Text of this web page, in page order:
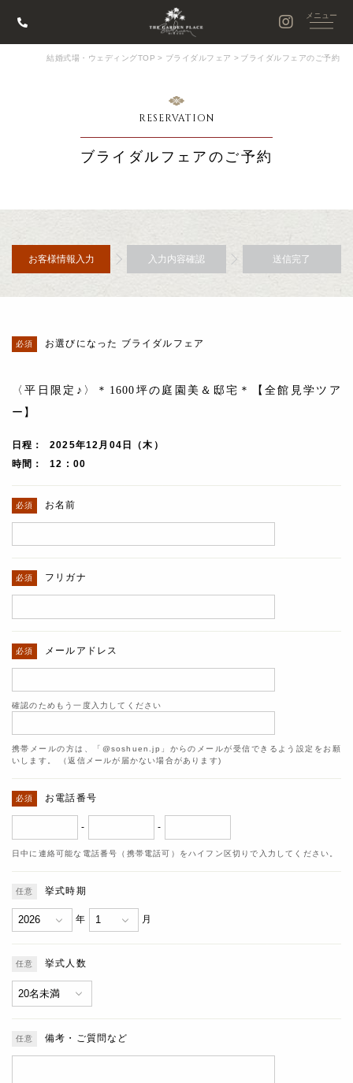
結婚式場・ウェディングTOP > ブライダルフェア > ブライダルフェアのご予約
RESERVATION
ブライダルフェアのご予約
お客様情報入力 入力内容確認 送信完了
お選びになった ブライダルフェア
〈平日限定♪〉＊1600坪の庭園美＆邸宅＊【全館見学ツア
ー】
日程
2025年12月04日（木）
時間
12 : 00
お名前
フリガナ
メールアドレス
確認のためもう一度入力してください
携帯メールの方は、「@soshuen.jp」からのメールが受信できるよう設定をお願
いします。 （返信メールが届かない場合があります)
お電話番号
- -
日中に連絡可能な電話番号（携帯電話可）をハイフン区切りで入力してください。
挙式時期
年 月
挙式人数
備考・ご質問など